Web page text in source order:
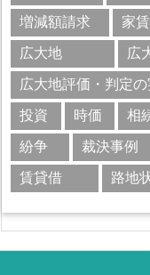
増減額請求 家賃
広大地 広
広大地評価・判定の
投資 時価 相
紛争 裁決事例
賃貸借 路地